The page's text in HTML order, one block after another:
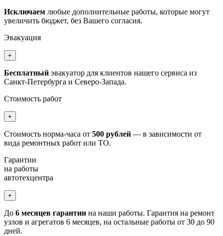
Исключаем любые дополнительные работы, которые могут
увеличить бюджет, без Вашего согласия.
Эвакуация
+
Бесплатный эвакуатор для клиентов нашего сервиса из
Санкт-Петербурга и Северо-Запада.
Стоимость работ
+
Стоимость норма-часа от 500 рублей — в зависимости от
вида ремонтных работ или ТО.
Гарантии
на работы
автотехцентра
+
До 6 месяцев гарантии на наши работы. Гарантия на ремонт
узлов и агрегатов 6 месяцев, на остальные работы от 30 до 90
дней.